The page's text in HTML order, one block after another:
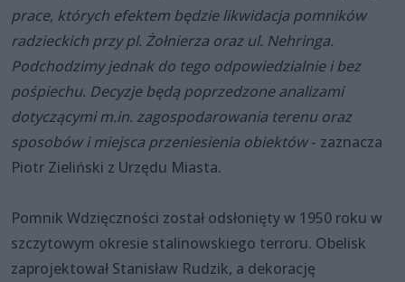
prace, których efektem będzie likwidacja pomników
radzieckich przy pl. Żołnierza oraz ul. Nehringa.
Podchodzimy jednak do tego odpowiedzialnie i bez
pośpiechu. Decyzje będą poprzedzone analizami
dotyczącymi m.in. zagospodarowania terenu oraz
sposobów i miejsca przeniesienia obiektów- zaznacza
Piotr Zieliński z Urzędu Miasta.
Pomnik Wdzięczności został odsłonięty w 1950 roku w
szczytowym okresie stalinowskiego terroru. Obelisk
zaprojektował Stanisław Rudzik, a dekorację